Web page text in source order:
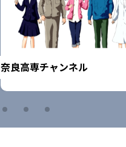
奈良高専チャンネル